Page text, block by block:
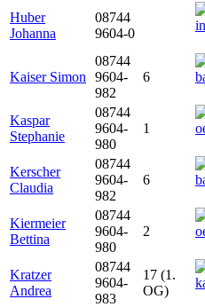
Huber
Johanna
08744
9604-0
Kaiser Simon
08744
9604-
982
6
Kaspar
Stephanie
08744
9604-
980
1
Kerscher
Claudia
08744
9604-
982
6
Kiermeier
Bettina
08744
9604-
980
2
Kratzer
Andrea
08744
9604-
983
17 (1.
OG)